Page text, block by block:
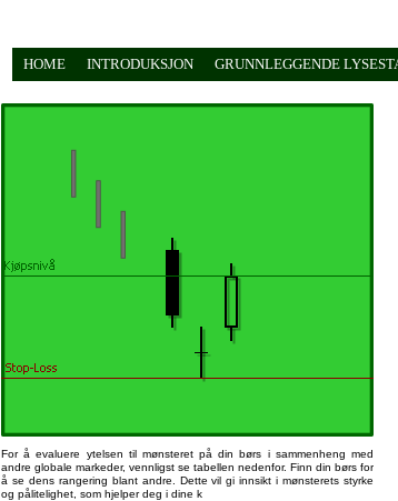
HOME INTRODUKSJON GRUNNLEGGENDE
For å evaluere ytelsen til mønsteret på din børs i sammenheng med
andre globale markeder, vennligst se tabellen nedenfor. Finn din børs for
å se dens rangering blant andre. Dette vil gi innsikt i mønsterets styrke
og pålitelighet, som hjelper deg i dine k